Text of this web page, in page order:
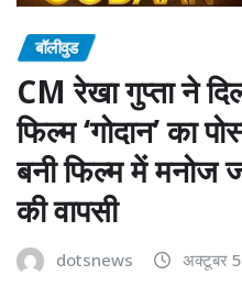
बॉलीवुड
CM रेखा गुप्ता ने
फिल्म ‘गोदान’ का
बनी फिल्म में मनोज
की वापसी
dotsnews अक्टूबर